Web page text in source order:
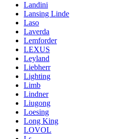
Landini
Lansing Linde
Laso
Laverda
Lemforder
LEXUS
Leyland
Liebherr
Lighting
Limb
Lindner
Liugong
Loesing
Long King
LOVOL